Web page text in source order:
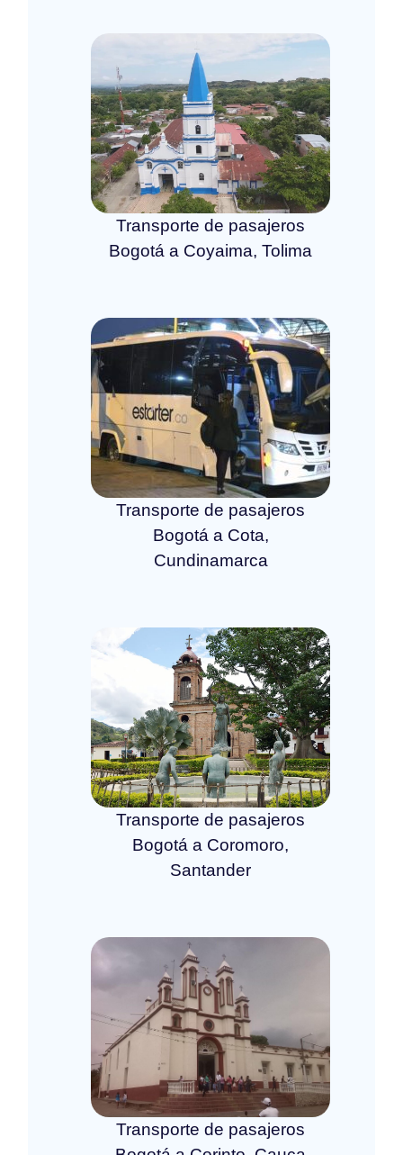
Transporte de pasajeros
Bogotá a Coyaima, Tolima
Transporte de pasajeros
Bogotá a Cota,
Cundinamarca
Transporte de pasajeros
Bogotá a Coromoro,
Santander
Transporte de pasajeros